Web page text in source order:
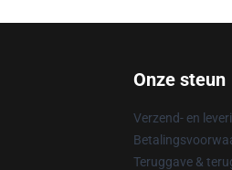
Onze steun
Verzend- en
Teruggave &